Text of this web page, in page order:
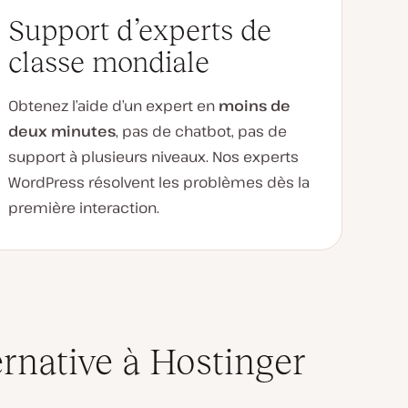
Support d’experts de
classe mondiale
Obtenez l’aide d’un expert en moins de
deux minutes, pas de chatbot, pas de
support à plusieurs niveaux. Nos experts
WordPress résolvent les problèmes dès la
première interaction.
à Hostinger